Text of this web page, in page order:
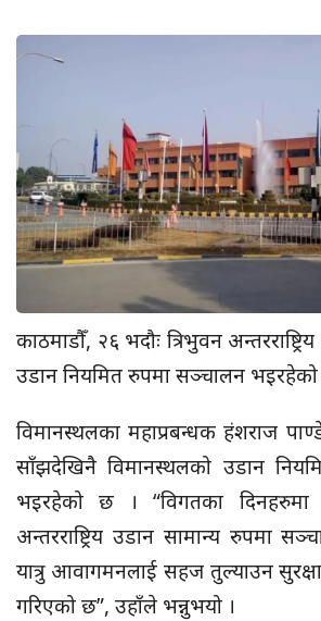
काठमाडौँ, २६ भदौः त्रिभुवन
उडान नियमित रुपमा सञ्चालन
विमानस्थलका महाप्रबन्धक हंशराज
साँझदेखिनै विमानस्थलको उडान
भइरहेको छ । “विगतका
अन्तरराष्ट्रिय उडान सामान्य रुपमा
यात्रु आवागमनलाई सहज तुल्याउन
गरिएको छ”, उहाँले भन्नुभयो ।